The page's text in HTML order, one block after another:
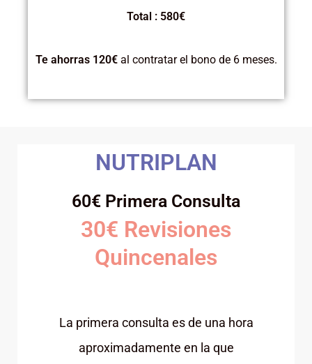
Total : 580€
Te ahorras 120€al contratar el bono de 6 meses.
NUTRIPLAN
60€ Primera Consulta
30€ Revisiones
Quincenales
La primera consulta es de una hora
aproximadamente en la que